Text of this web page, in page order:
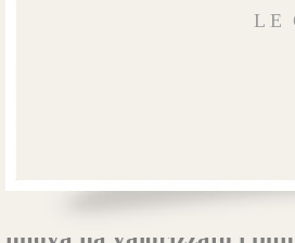
L E
Le nuove camere deluxe